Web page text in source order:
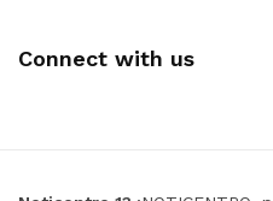
Connect with us